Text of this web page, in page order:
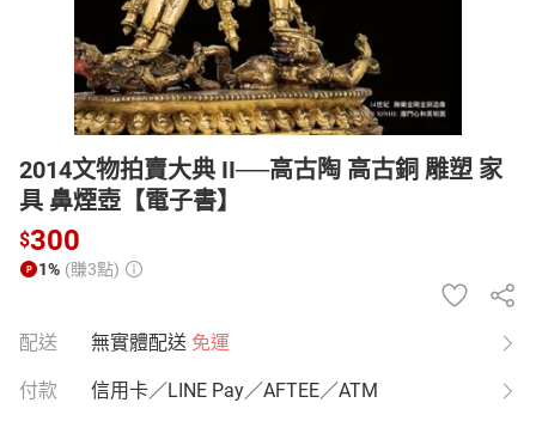
2014文物拍賣大典 II──高古陶 高古銅 雕塑 家
具 鼻煙壺【電子書】
$300
1% (賺3點)
配送 無實體配送 免運
付款 信用卡／LINE Pay／AFTEE／ATM